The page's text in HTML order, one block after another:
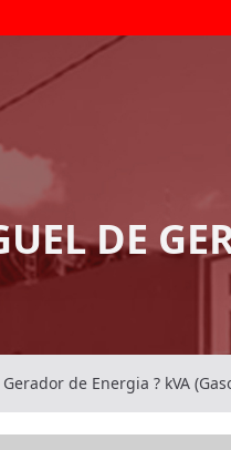
DE
Gerador de Energia ? kVA